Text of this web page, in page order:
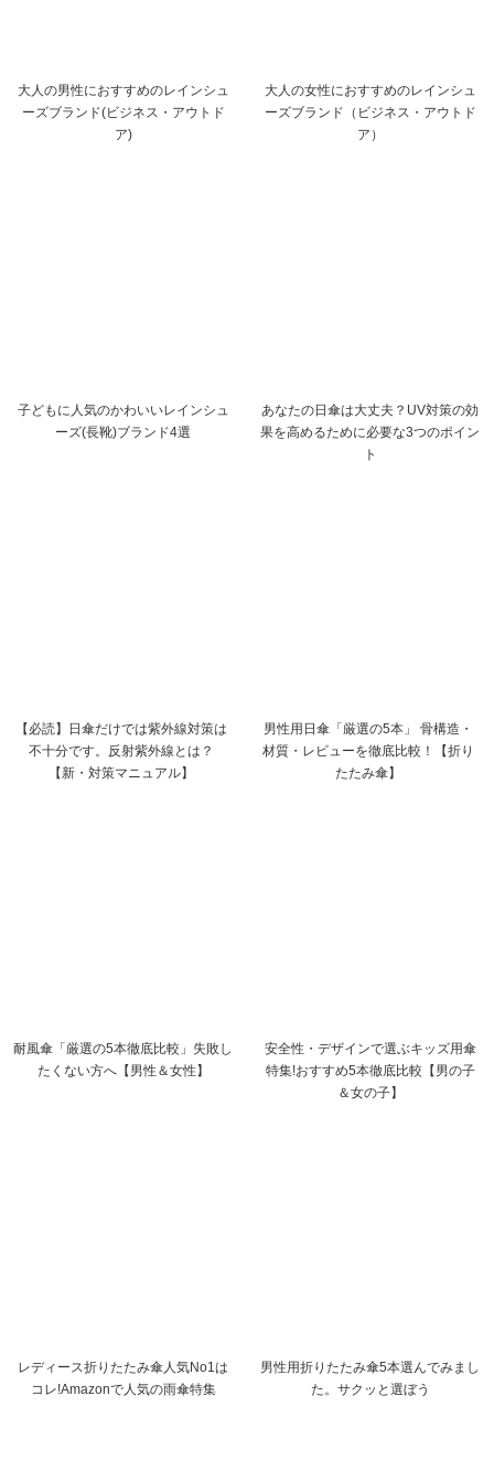
大人の男性におすすめのレインシュ
ーズブランド(ビジネス・アウトド
ア)
大人の女性におすすめのレインシュ
ーズブランド（ビジネス・アウトド
ア）
子どもに人気のかわいいレインシュ
ーズ(長靴)ブランド4選
あなたの日傘は大丈夫？UV対策の効
果を高めるために必要な3つのポイン
ト
【必読】日傘だけでは紫外線対策は
不十分です。反射紫外線とは？
【新・対策マニュアル】
男性用日傘「厳選の5本」 骨構造・
材質・レビューを徹底比較！【折り
たたみ傘】
耐風傘「厳選の5本徹底比較」失敗し
たくない方へ【男性＆女性】
安全性・デザインで選ぶキッズ用傘
特集!おすすめ5本徹底比較【男の子
＆女の子】
レディース折りたたみ傘人気No1は
コレ!Amazonで人気の雨傘特集
男性用折りたたみ傘5本選んでみまし
た。サクッと選ぼう